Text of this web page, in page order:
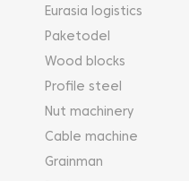
Eurasia logistics
Paketodel
Wood blocks
Profile steel
Nut machinery
Cable machine
Grainman